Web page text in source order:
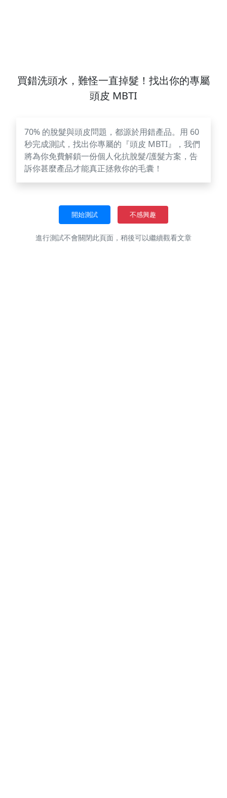
買錯洗頭水，難怪一直掉髮！找出你的專屬
頭皮 MBTI
70% 的脫髮與頭皮問題，都源於用錯產品。用 60
秒完成測試，找出你專屬的『頭皮 MBTI』，我們
將為你免費解鎖一份個人化抗脫髮/護髮方案，告
訴你甚麼產品才能真正拯救你的毛囊！
開始測試 不感興趣
進行測試不會關閉此頁面，稍後可以繼續觀看文章